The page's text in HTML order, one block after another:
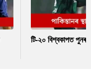
টি-২০ বিশ্বকাপত পুনৰ